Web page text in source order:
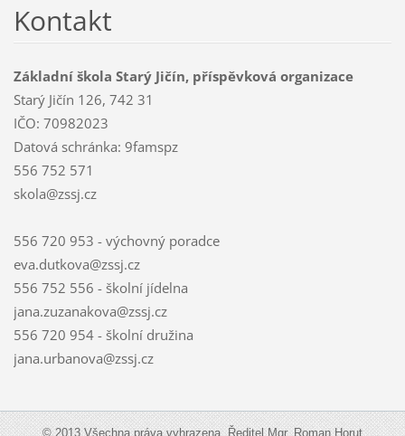
Kontakt
Základní škola Starý Jičín, příspěvková organizace
Starý Jičín 126, 742 31
IČO: 70982023
Datová schránka: 9famspz
556 752 571
skola@zssj.cz
556 720 953 - výchovný poradce
eva.dutkova@zssj.cz
556 752 556 - školní jídelna
jana.zuzanakova@zssj.cz
556 720 954 - školní družina
jana.urbanova@zssj.cz
© 2013 Všechna práva vyhrazena. Ředitel Mgr. Roman Horut